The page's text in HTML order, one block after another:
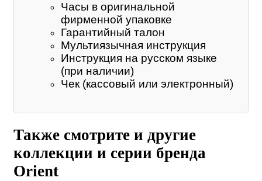
Часы в оригинальной
фирменной упаковке
Гарантийный талон
Мультиязычная инструкция
Инструкция на русском языке
(при наличии)
Чек (кассовый или электронный)
Также смотрите и другие
коллекции и серии бренда
Orient